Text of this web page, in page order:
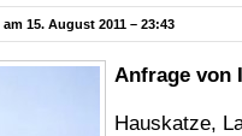
am 15. August 2011 – 23:43
Anfrage von
Hauskatze,